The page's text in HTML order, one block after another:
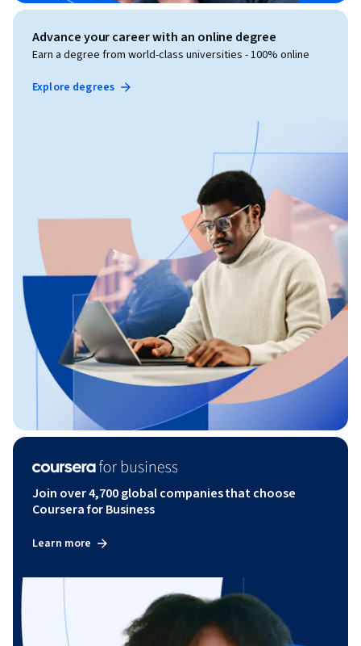
Advance your career with an online degree
Earn a degree from world-class universities - 100% online
Explore degrees
Join over 4,700 global companies that choose
Coursera for Business
Learn more